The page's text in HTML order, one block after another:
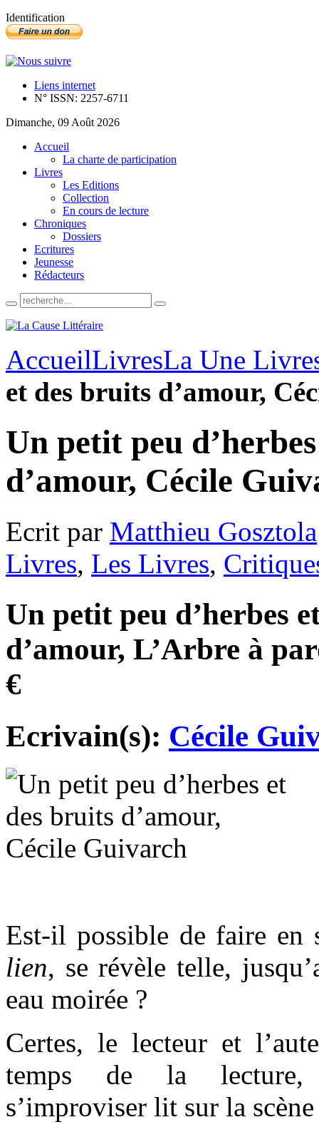
Identification
Liens internet
N° ISSN: 2257-6711
Dimanche, 09 Août 2026
Accueil
La charte de participation
Livres
Les Editions
Collection
En cours de lecture
Chroniques
Dossiers
Ecritures
Jeunesse
Rédacteurs
AccueilLivresLa Une
et des bruits d’amour,
Un petit peu
d’amour, Cécile
Ecrit par Matthieu Gosztola
Livres, Les Livres,
Un petit peu d’herbes
d’amour, L’Arbre à
€
Ecrivain(s): Cécile
Est-il possible de faire en
lien, se révèle telle,
eau moirée ?
Certes, le lecteur et
temps de la lecture,
s’improviser lit sur la